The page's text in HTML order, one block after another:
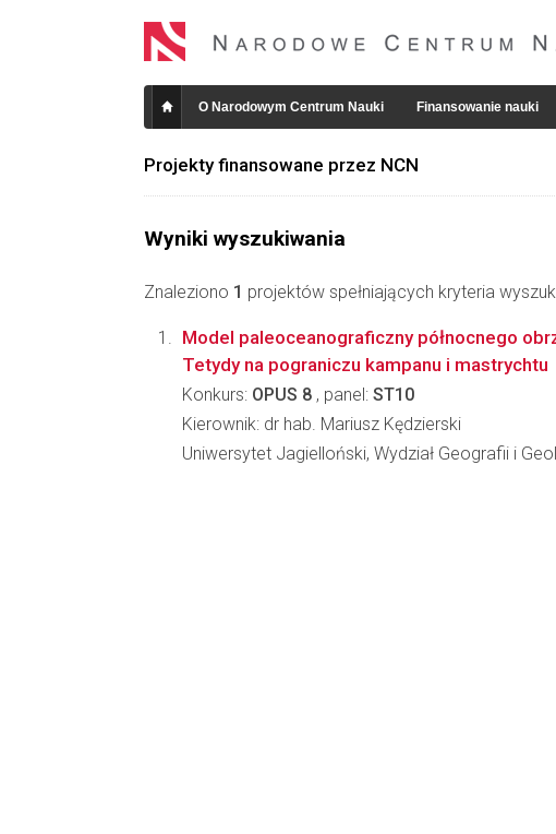
O Narodowym Centrum Nauki Finansowanie nauki
Projekty finansowane przez NCN
Wyniki wyszukiwania
Znaleziono 1 projektów spełniających kryteria
Model paleoceanograficzny północnego
Tetydy na pograniczu kampanu i mastrychtu
Konkurs: OPUS 8 , panel: ST10
Kierownik: dr hab. Mariusz Kędzierski
Uniwersytet Jagielloński, Wydział Geografii i